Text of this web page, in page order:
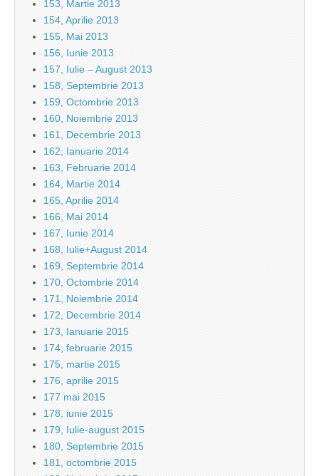
153, Martie 2013
154, Aprilie 2013
155, Mai 2013
156, Iunie 2013
157, Iulie – August 2013
158, Septembrie 2013
159, Octombrie 2013
160, Noiembrie 2013
161, Decembrie 2013
162, Ianuarie 2014
163, Februarie 2014
164, Martie 2014
165, Aprilie 2014
166, Mai 2014
167, Iunie 2014
168, Iulie+August 2014
169, Septembrie 2014
170, Octombrie 2014
171, Noiembrie 2014
172, Decembrie 2014
173, Ianuarie 2015
174, februarie 2015
175, martie 2015
176, aprilie 2015
177 mai 2015
178, iunie 2015
179, Iulie-august 2015
180, Septembrie 2015
181, octombrie 2015